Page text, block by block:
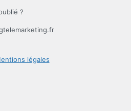
?
légales